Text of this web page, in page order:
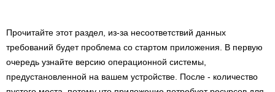
Прочитайте этот раздел, из-за несоответствий данных
требований будет проблема со стартом приложения. В первую
очередь узнайте версию операционной системы,
предустановленной на вашем устройстве. После - количество